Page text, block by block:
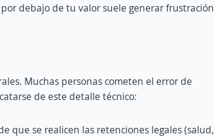
debajo de tu valor suele generar frustración
Muchas personas cometen el error de
de este detalle técnico:
que se realicen las retenciones legales (salud,